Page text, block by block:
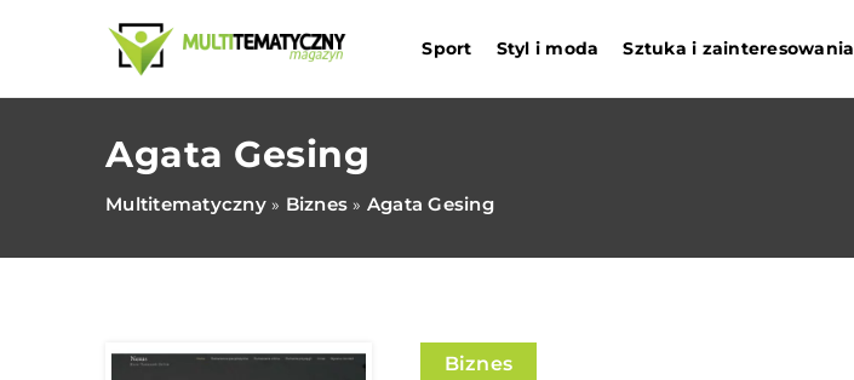
Sport Styl i moda Sztuka i zainteresowania
Agata Gesing
Multitematyczny» Biznes » Agata Gesing
Biznes